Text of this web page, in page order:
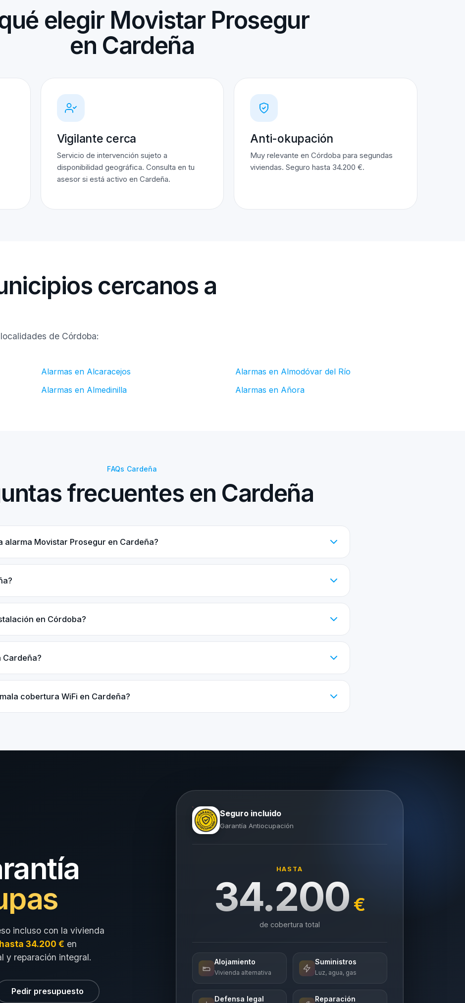
elegir Movistar Prosegur
en Cardeña
Vigilante cerca
Servicio de intervención sujeto a
disponibilidad geográfica. Consulta en tu
asesor si está activo en Cardeña.
Anti-okupación
Muy relevante en Córdoba para segundas
viviendas. Seguro hasta 34.200 €.
cercanos a
de Córdoba:
Alarmas en Alcaracejos
Alarmas en Almedinilla
Alarmas en Almodóvar del Río
Alarmas en Añora
FAQs Cardeña
frecuentes en Cardeña
alarma Movistar Prosegur en Cardeña?
en Córdoba?
Cardeña?
cobertura WiFi en Cardeña?
incluso con la vivienda
hasta 34.200 € en
y reparación integral.
Pedir presupuesto
Seguro incluido
Garantía Antiocupación
HASTA
34.200 €
de cobertura total
Alojamiento
Vivienda alternativa
Suministros
Luz, agua, gas
Defensa legal Reparación